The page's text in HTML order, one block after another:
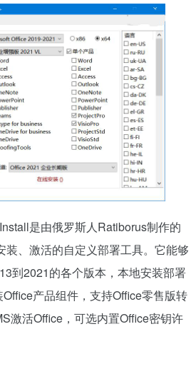
是由俄罗斯人Ratiborus制作的
装、激活的自定义部署工具。它能够
到2021的各个版本，本地安装部署
产品组件，支持Office零售版转
激活Office，可选内置Office密钥许